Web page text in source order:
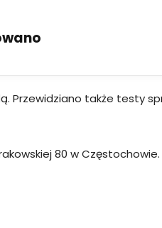
Przewidziano także testy
80 w Częstochowie.